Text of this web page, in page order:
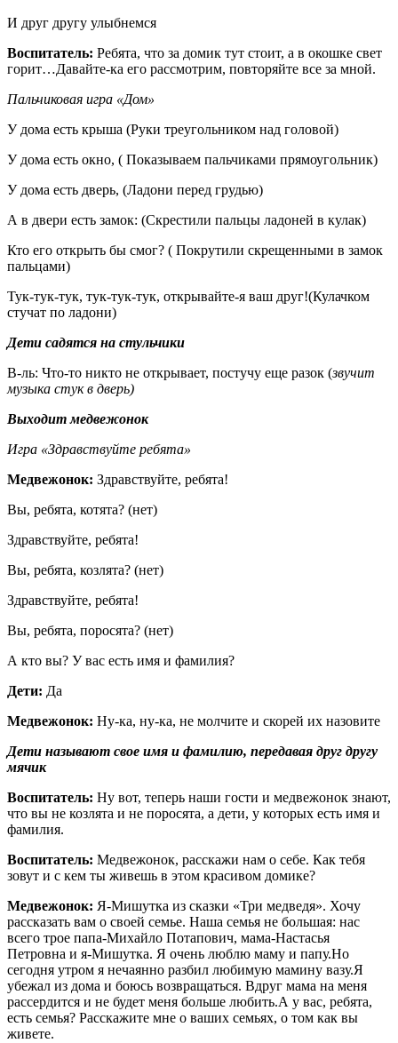
И друг другу улыбнемся
Воспитатель: Ребята, что за домик тут стоит, а в окошке свет
горит…Давайте-ка его рассмотрим, повторяйте все за мной.
Пальчиковая игра «Дом»
У дома есть крыша (Руки треугольником над головой)
У дома есть окно, ( Показываем пальчиками прямоугольник)
У дома есть дверь, (Ладони перед грудью)
А в двери есть замок: (Скрестили пальцы ладоней в кулак)
Кто его открыть бы смог? ( Покрутили скрещенными в замок
пальцами)
Тук-тук-тук, тук-тук-тук, открывайте-я ваш друг!(Кулачком
стучат по ладони)
Дети садятся на стульчики
В-ль: Что-то никто не открывает, постучу еще разок (звучит
музыка стук в дверь)
Выходит медвежонок
Игра «Здравствуйте ребята»
Медвежонок: Здравствуйте, ребята!
Вы, ребята, котята? (нет)
Здравствуйте, ребята!
Вы, ребята, козлята? (нет)
Здравствуйте, ребята!
Вы, ребята, поросята? (нет)
А кто вы? У вас есть имя и фамилия?
Дети: Да
Медвежонок: Ну-ка, ну-ка, не молчите и скорей их назовите
Дети называют свое имя и фамилию, передавая друг другу
мячик
Воспитатель: Ну вот, теперь наши гости и медвежонок знают,
что вы не козлята и не поросята, а дети, у которых есть имя и
фамилия.
Воспитатель: Медвежонок, расскажи нам о себе. Как тебя
зовут и с кем ты живешь в этом красивом домике?
Медвежонок: Я-Мишутка из сказки «Три медведя». Хочу
рассказать вам о своей семье. Наша семья не большая: нас
всего трое папа-Михайло Потапович, мама-Настасья
Петровна и я-Мишутка. Я очень люблю маму и папу.Но
сегодня утром я нечаянно разбил любимую мамину вазу.Я
убежал из дома и боюсь возвращаться. Вдруг мама на меня
рассердится и не будет меня больше любить.А у вас, ребята,
есть семья? Расскажите мне о ваших семьях, о том как вы
живете.